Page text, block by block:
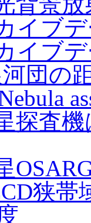
イブ
イブ
団の
探査
狭